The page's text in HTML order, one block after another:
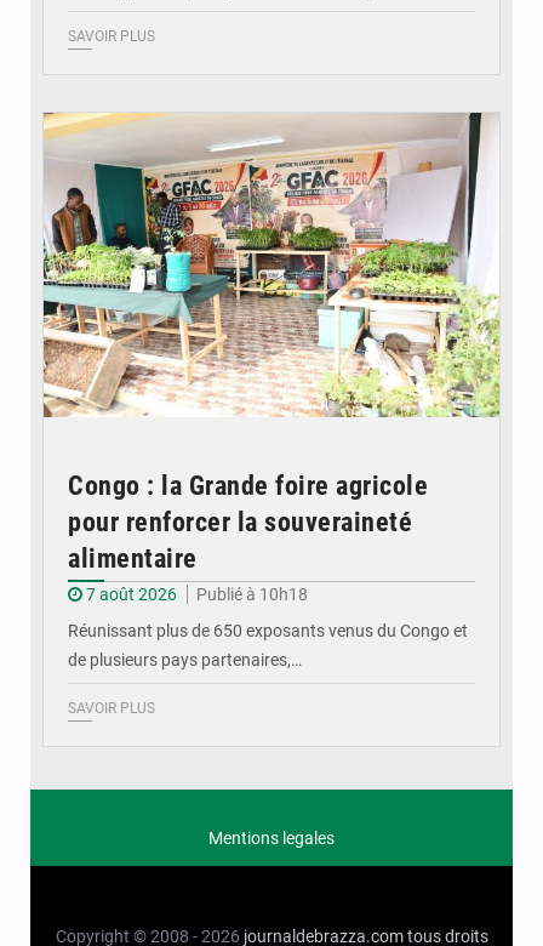
SAVOIR PLUS
Congo : la Grande foire agricole
pour renforcer la souveraineté
alimentaire
7 août 2026
Publié à 10h18
Réunissant plus de 650 exposants venus du Congo et
de plusieurs pays partenaires,…
SAVOIR PLUS
Mentions legales
Copyright © 2008 - 2026 journaldebrazza.com tous droits